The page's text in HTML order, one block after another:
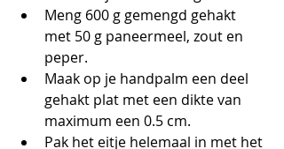
Meng 600 g gemengd gehakt
met 50 g paneermeel, zout en
peper.
Maak op je handpalm een deel
gehakt plat met een dikte van
maximum een 0.5 cm.
Pak het eitje helemaal in met het